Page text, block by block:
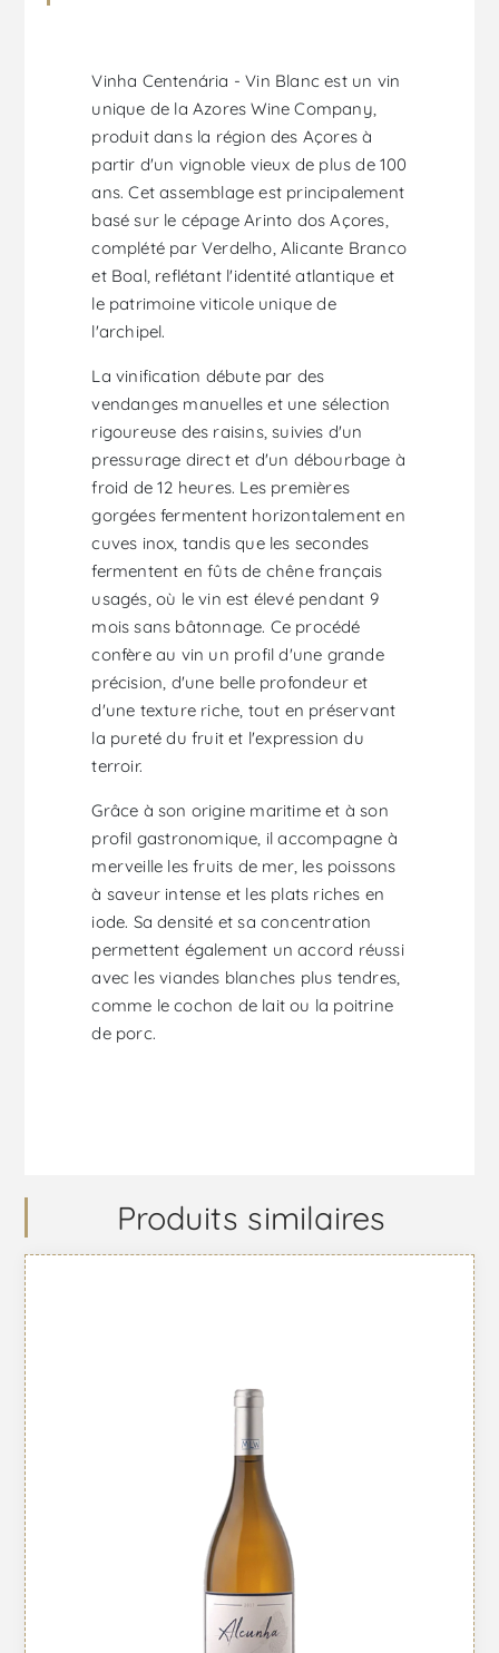
Vinha Centenária - Vin Blanc est un vin
unique de la Azores Wine Company,
produit dans la région des Açores à
partir d'un vignoble vieux de plus de 100
ans. Cet assemblage est principalement
basé sur le cépage Arinto dos Açores,
complété par Verdelho, Alicante Branco
et Boal, reflétant l'identité atlantique et
le patrimoine viticole unique de
l'archipel.
La vinification débute par des
vendanges manuelles et une sélection
rigoureuse des raisins, suivies d'un
pressurage direct et d'un débourbage à
froid de 12 heures. Les premières
gorgées fermentent horizontalement en
cuves inox, tandis que les secondes
fermentent en fûts de chêne français
usagés, où le vin est élevé pendant 9
mois sans bâtonnage. Ce procédé
confère au vin un profil d'une grande
précision, d'une belle profondeur et
d'une texture riche, tout en préservant
la pureté du fruit et l'expression du
terroir.
Grâce à son origine maritime et à son
profil gastronomique, il accompagne à
merveille les fruits de mer, les poissons
à saveur intense et les plats riches en
iode. Sa densité et sa concentration
permettent également un accord réussi
avec les viandes blanches plus tendres,
comme le cochon de lait ou la poitrine
de porc.
Produits similaires